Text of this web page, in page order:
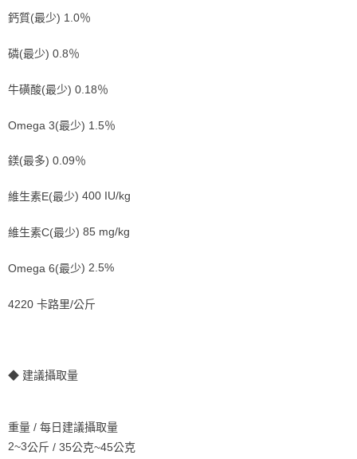
鈣質(最少) 1.0％
磷(最少) 0.8％
牛磺酸(最少) 0.18％
Omega 3(最少) 1.5％
鎂(最多) 0.09％
維生素E(最少) 400 IU/kg
維生素C(最少) 85 mg/kg
Omega 6(最少) 2.5%
4220 卡路里/公斤
◆ 建議攝取量
重量 / 每日建議攝取量
2~3公斤 / 35公克~45公克